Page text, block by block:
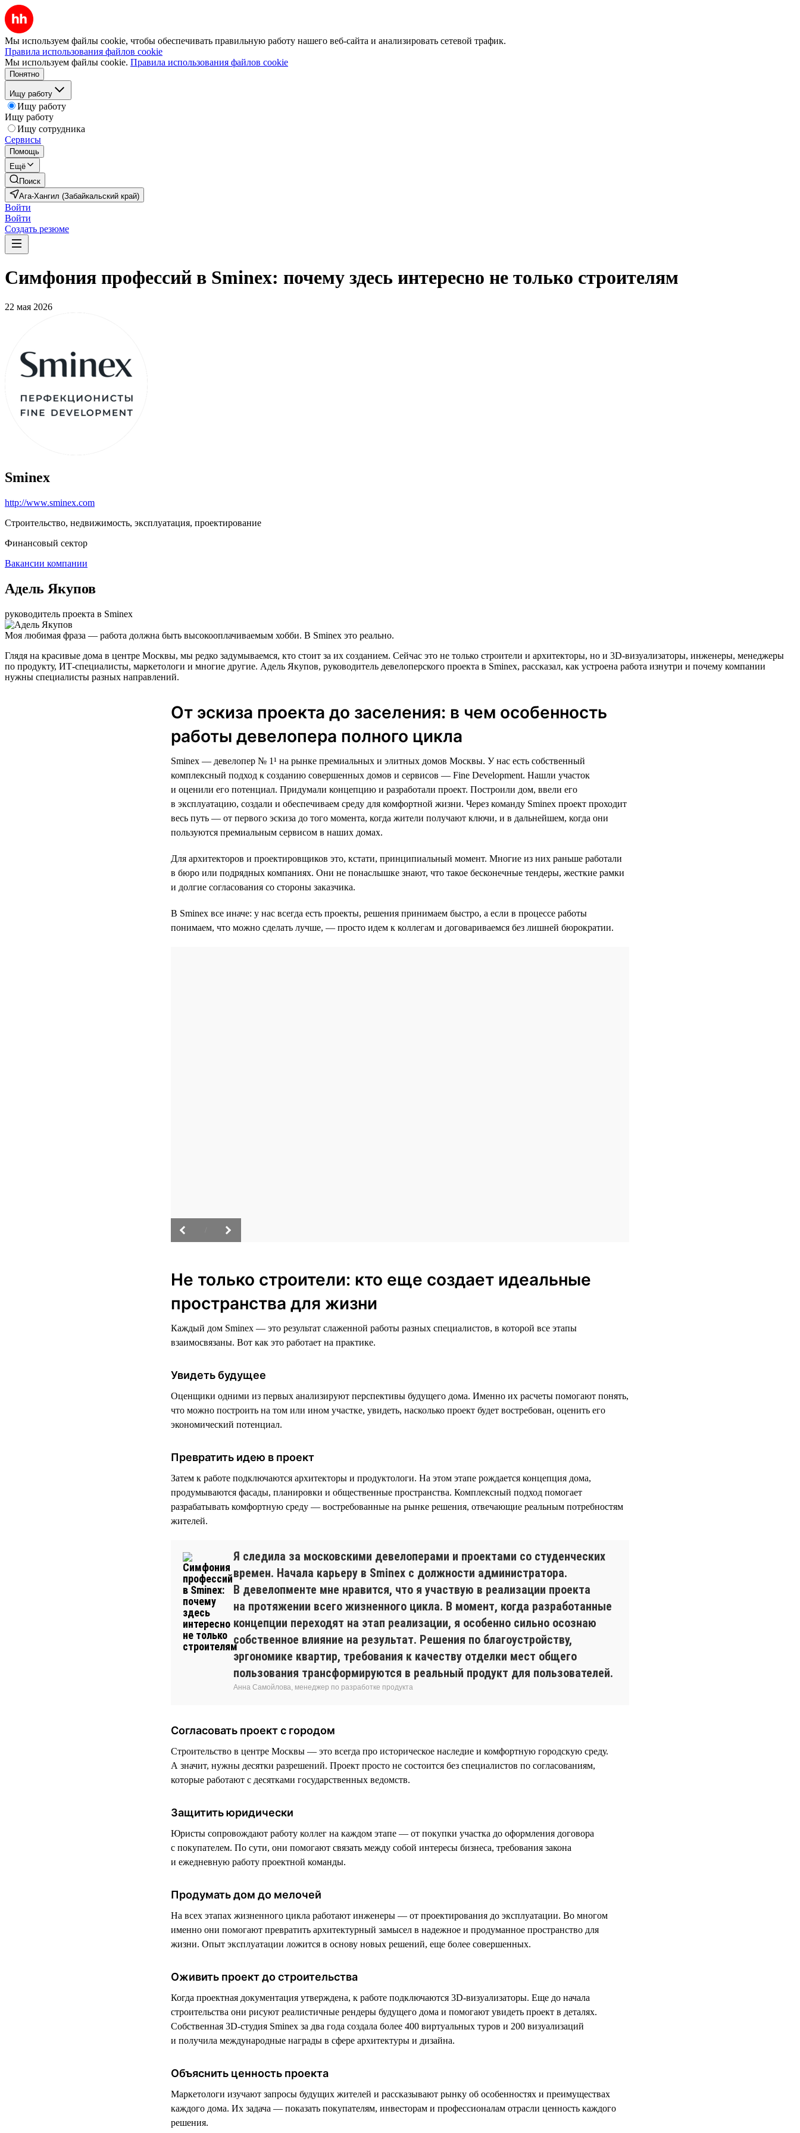
Мы используем файлы cookie, чтобы обеспечивать правильную работу нашего веб-сайта и анализировать сетевой трафик.
Правила использования файлов cookie
Мы используем файлы cookie. Правила использования файлов cookie
Понятно
Ищу работу
Ищу работу
Ищу работу
Ищу сотрудника
Сервисы
Помощь
Ещё
Поиск
Ага-Хангил (Забайкальский край)
Войти
Войти
Создать резюме
Симфония профессий в Sminex: почему здесь интересно не только строителям
22 мая 2026
Sminex
http://www.sminex.com
Строительство, недвижимость, эксплуатация, проектирование
Финансовый сектор
Вакансии компании
Адель Якупов
руководитель проекта в Sminex
Моя любимая фраза — работа должна быть высокооплачиваемым хобби. В Sminex это реально.
Глядя на красивые дома в центре Москвы, мы редко задумываемся, кто стоит за их созданием. Сейчас это не только строители и архитекторы, но и 3D-визуализаторы, инженеры, менеджеры
по продукту, ИТ-специалисты, маркетологи и многие другие. Адель Якупов, руководитель девелоперского проекта в Sminex, рассказал, как устроена работа изнутри и почему компании
нужны специалисты разных направлений.
От эскиза проекта до заселения: в чем особенность
работы девелопера полного цикла
Sminex — девелопер № 1¹ на рынке премиальных и элитных домов Москвы. У нас есть собственный
комплексный подход к созданию совершенных домов и сервисов — Fine Development. Нашли участок
и оценили его потенциал. Придумали концепцию и разработали проект. Построили дом, ввели его
в эксплуатацию, создали и обеспечиваем среду для комфортной жизни. Через команду Sminex проект проходит
весь путь — от первого эскиза до того момента, когда жители получают ключи, и в дальнейшем, когда они
пользуются премиальным сервисом в наших домах.
Для архитекторов и проектировщиков это, кстати, принципиальный момент. Многие из них раньше работали
в бюро или подрядных компаниях. Они не понаслышке знают, что такое бесконечные тендеры, жесткие рамки
и долгие согласования со стороны заказчика.
В Sminex все иначе: у нас всегда есть проекты, решения принимаем быстро, а если в процессе работы
понимаем, что можно сделать лучше, — просто идем к коллегам и договариваемся без лишней бюрократии.
Не только строители: кто еще создает идеальные
пространства для жизни
Каждый дом Sminex — это результат слаженной работы разных специалистов, в которой все этапы
взаимосвязаны. Вот как это работает на практике.
Увидеть будущее
Оценщики одними из первых анализируют перспективы будущего дома. Именно их расчеты помогают понять,
что можно построить на том или ином участке, увидеть, насколько проект будет востребован, оценить его
экономический потенциал.
Превратить идею в проект
Затем к работе подключаются архитекторы и продуктологи. На этом этапе рождается концепция дома,
продумываются фасады, планировки и общественные пространства. Комплексный подход помогает
разрабатывать комфортную среду — востребованные на рынке решения, отвечающие реальным потребностям
жителей.
Я следила за московскими девелоперами и проектами со студенческих
времен. Начала карьеру в Sminex с должности администратора.
В девелопменте мне нравится, что я участвую в реализации проекта
на протяжении всего жизненного цикла. В момент, когда разработанные
концепции переходят на этап реализации, я особенно сильно осознаю
собственное влияние на результат. Решения по благоустройству,
эргономике квартир, требования к качеству отделки мест общего
пользования трансформируются в реальный продукт для пользователей.
Анна Самойлова, менеджер по разработке продукта
Согласовать проект с городом
Строительство в центре Москвы — это всегда про историческое наследие и комфортную городскую среду.
А значит, нужны десятки разрешений. Проект просто не состоится без специалистов по согласованиям,
которые работают с десятками государственных ведомств.
Защитить юридически
Юристы сопровождают работу коллег на каждом этапе — от покупки участка до оформления договора
с покупателем. По сути, они помогают связать между собой интересы бизнеса, требования закона
и ежедневную работу проектной команды.
Продумать дом до мелочей
На всех этапах жизненного цикла работают инженеры — от проектирования до эксплуатации. Во многом
именно они помогают превратить архитектурный замысел в надежное и продуманное пространство для
жизни. Опыт эксплуатации ложится в основу новых решений, еще более совершенных.
Оживить проект до строительства
Когда проектная документация утверждена, к работе подключаются 3D-визуализаторы. Еще до начала
строительства они рисуют реалистичные рендеры будущего дома и помогают увидеть проект в деталях.
Собственная 3D-студия Sminex за два года создала более 400 виртуальных туров и 200 визуализаций
и получила международные награды в сфере архитектуры и дизайна.
Объяснить ценность проекта
Маркетологи изучают запросы будущих жителей и рассказывают рынку об особенностях и преимуществах
каждого дома. Их задача — показать покупателям, инвесторам и профессионалам отрасли ценность каждого
решения.